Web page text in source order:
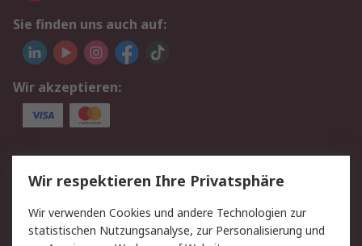
Sie finden uns auch auf:
Wir akzeptieren:
Service
Value Added Services
Lieferlösungen
Rücksendung/Entsorgung Kontakt
Hilfe
Wir respektieren Ihre Privatsphäre
Wir verwenden Cookies und andere Technologien zur
statistischen Nutzungsanalyse, zur Personalisierung und